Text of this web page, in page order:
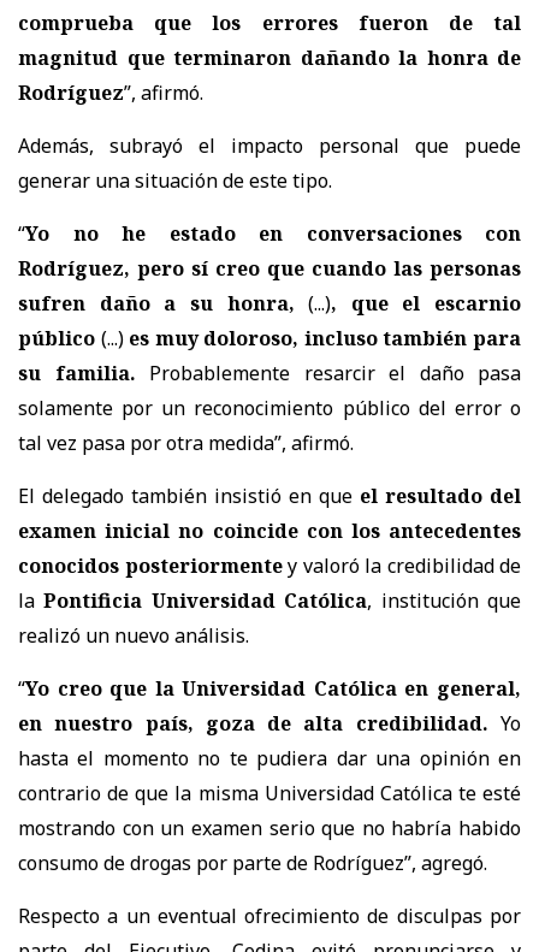
comprueba que los errores fueron de tal
magnitud que terminaron dañando la honra de
Rodríguez”, afirmó.
Además, subrayó el impacto personal que puede
generar una situación de este tipo.
“Yo no he estado en conversaciones con
Rodríguez, pero sí creo que cuando las personas
sufren daño a su honra,(...), que el escarnio
público (...)es muy doloroso, incluso también para
su familia. Probablemente resarcir el daño pasa
solamente por un reconocimiento público del error o
tal vez pasa por otra medida”, afirmó.
El delegado también insistió en que el resultado del
examen inicial no coincide con los antecedentes
conocidos posteriormentey valoró la credibilidad de
laPontificia Universidad Católica, institución que
realizó un nuevo análisis.
“Yo creo que la Universidad Católica en general,
en nuestro país, goza de alta credibilidad. Yo
hasta el momento no te pudiera dar una opinión en
contrario de que la misma Universidad Católica te esté
mostrando con un examen serio que no habría habido
consumo de drogas por parte de Rodríguez”, agregó.
Respecto a un eventual ofrecimiento de disculpas por